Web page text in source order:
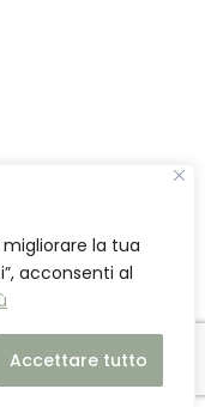
la tua
acconsenti al
Accettare tutto
Reserved |